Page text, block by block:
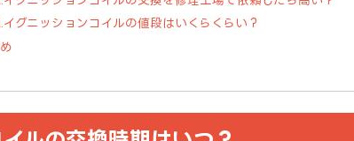
イグニッションコイルの値段はいくらくらい？